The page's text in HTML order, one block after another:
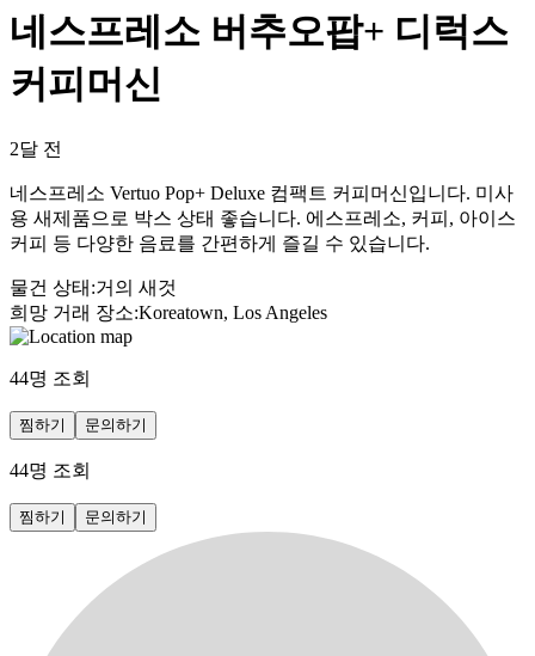
네스프레소 버추오팝+ 디럭스
커피머신
2달 전
네스프레소 Vertuo Pop+ Deluxe 컴팩트 커피머신입니다. 미사
용 새제품으로 박스 상태 좋습니다. 에스프레소, 커피, 아이스
커피 등 다양한 음료를 간편하게 즐길 수 있습니다.
물건 상태 :거의 새것
희망 거래 장소:Koreatown, Los Angeles
44명 조회
찜하기 문의하기
44명 조회
찜하기 문의하기